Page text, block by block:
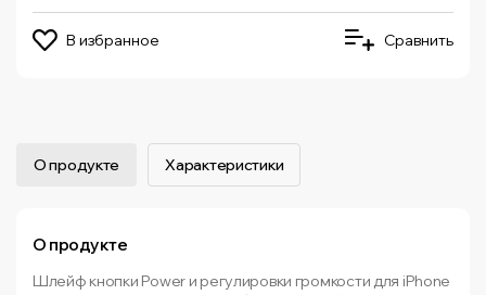
В избранное Сравнить
О продукте Характеристики
О продукте
Шлейф кнопки Power и регулировки громкости для iPhone